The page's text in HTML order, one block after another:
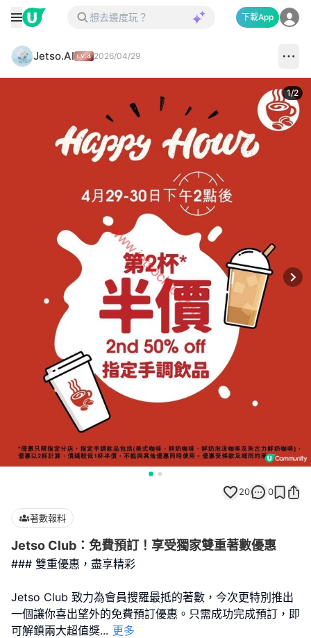
下載App
Jetso.AI 2026/04/29
1/2
20 0
著數報料
Jetso Club：免費預訂！享受獨家雙重著數優惠
### 雙重優惠，盡享精彩
Jetso Club 致力為會員搜羅最抵的著數，今次更特別推出
一個讓你喜出望外的免費預訂優惠。只需成功完成預訂，即
可解鎖兩大超值獎... 更多